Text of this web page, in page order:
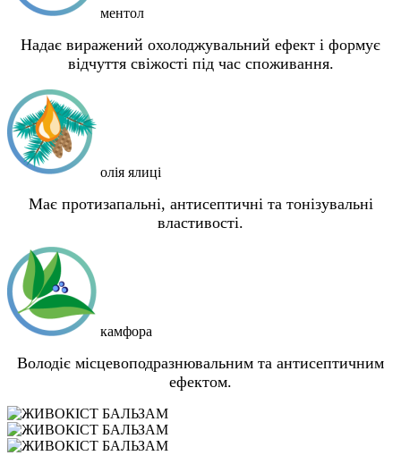
ментол
Надає виражений охолоджувальний ефект і формує
відчуття свіжості під час споживання.
олія ялиці
Має протизапальні, антисептичні та тонізувальні
властивості.
камфора
Володіє місцевоподразнювальним та антисептичним
ефектом.